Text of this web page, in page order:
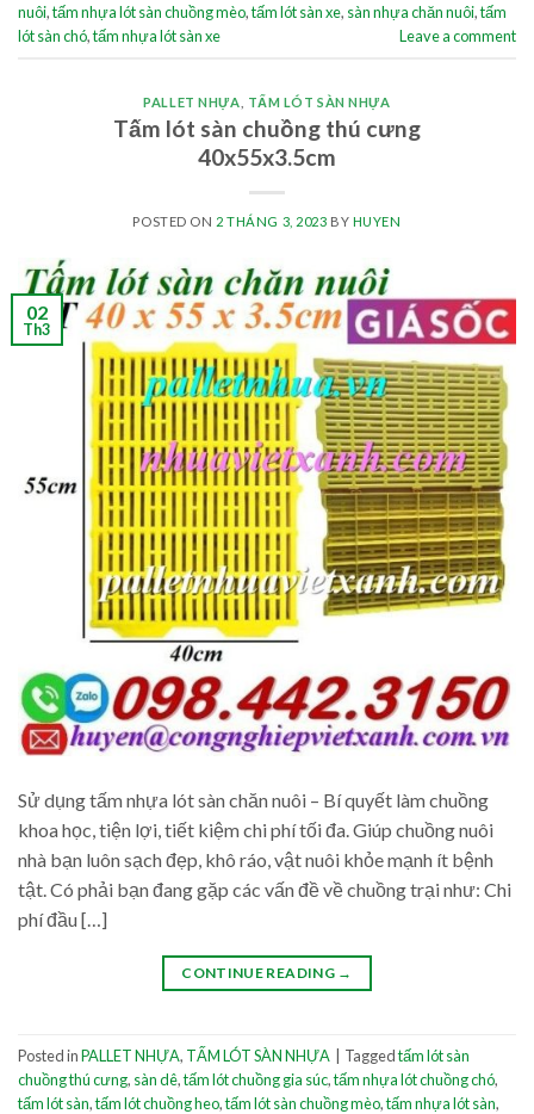
nuôi,tấm nhựa lót sàn chuồng mèo,tấm lót sàn xe, sàn nhựa chăn nuôi,tấm
lót sàn chó,tấm nhựa lót sàn xe Leave a comment
PALLET NHỰA TẤM LÓT SÀN NHỰA
Tấm lót sàn chuồng thú cưng
40x55x3.5cm
POSTED ON 2 THÁNG 3, 2023 BY HUYEN
02
Th3
Sử dụng tấm nhựa lót sàn chăn nuôi – Bí quyết làm chuồng
khoa học, tiện lợi, tiết kiệm chi phí tối đa. Giúp chuồng nuôi
nhà bạn luôn sạch đẹp, khô ráo, vật nuôi khỏe mạnh ít bệnh
tật. Có phải bạn đang gặp các vấn đề về chuồng trại như: Chi
phí đầu […]
CONTINUE READING →
Posted inPALLET NHỰA, TẤM LÓT SÀN NHỰA Taggedtấm lót sàn
chuồng thú cưng, sàn dê,tấm lót chuồng gia súc,tấm nhựa lót chuồng chó,
tấm lót sàn,tấm lót chuồng heo,tấm lót sàn chuồng mèo,tấm nhựa lót sàn,